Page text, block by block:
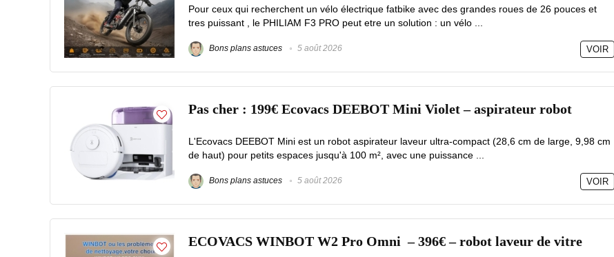
Pour ceux qui recherchent un vélo électrique fatbike avec des grandes roues de 26 pouces et
tres puissant , le PHILIAM F3 PRO peut etre un solution : un vélo ...
Bons plans astuces 5 août 2026 VOIR
Pas cher : 199€ Ecovacs DEEBOT Mini Violet – aspirateur robot
L'Ecovacs DEEBOT Mini est un robot aspirateur laveur ultra-compact (28,6 cm de large, 9,98 cm
de haut) pour petits espaces jusqu'à 100 m², avec une puissance ...
Bons plans astuces 5 août 2026 VOIR
ECOVACS WINBOT W2 Pro Omni – 396€ – robot laveur de vitre